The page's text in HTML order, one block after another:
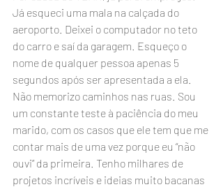
Já esqueci uma mala na calçada do
aeroporto. Deixei o computador no teto
do carro e saí da garagem. Esqueço o
nome de qualquer pessoa apenas 5
segundos após ser apresentada a ela.
Não memorizo caminhos nas ruas. Sou
um constante teste à paciência do meu
marido, com os casos que ele tem que me
contar mais de uma vez porque eu “não
ouvi” da primeira. Tenho milhares de
projetos incríveis e ideias muito bacanas